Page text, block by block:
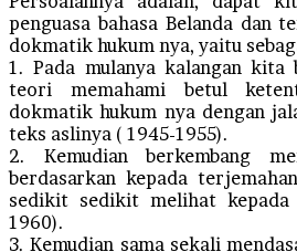
penguasa bahasa Belanda dan
dokmatik hukum nya, yaitu
1. Pada mulanya kalangan
teori memahami betul
dokmatik hukum nya dengan
teks aslinya ( 1945-1955).
2. Kemudian berkembang
berdasarkan kepada
sedikit sedikit melihat
1960).
3. Kemudian sama sekali